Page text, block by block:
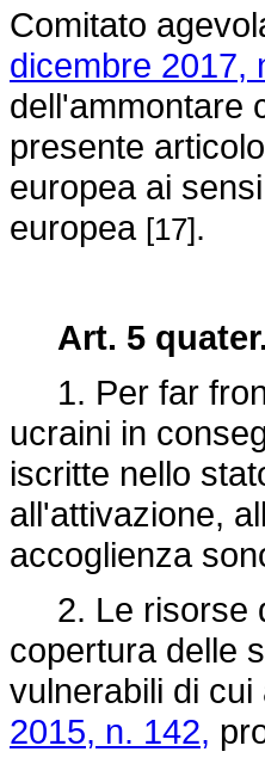
Comitato
dicembre 2017,
dell'ammontare
presente
europea ai
europea [17].
Art. 5 quater.
1. Per far
ucraini in
iscritte nello
all'attivazione,
accoglienza
2. Le risorse
copertura delle
vulnerabili di
2015, n. 142,